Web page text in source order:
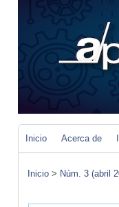
Inicio Acerca de
Inicio > Núm. 3 (abril